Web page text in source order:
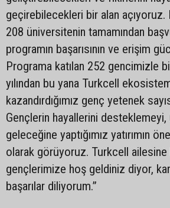
geçirebilecekleri bir alan açıyoruz.
208 üniversitenin tamamından
programın başarısının ve erişim
Programa katılan 252 gencimizle
yılından bu yana Turkcell
kazandırdığımız genç yetenek
Gençlerin hayallerini
geleceğine yaptığımız yatırımın
olarak görüyoruz. Turkcell ailesine
gençlerimize hoş geldiniz diyor,
başarılar diliyorum.”